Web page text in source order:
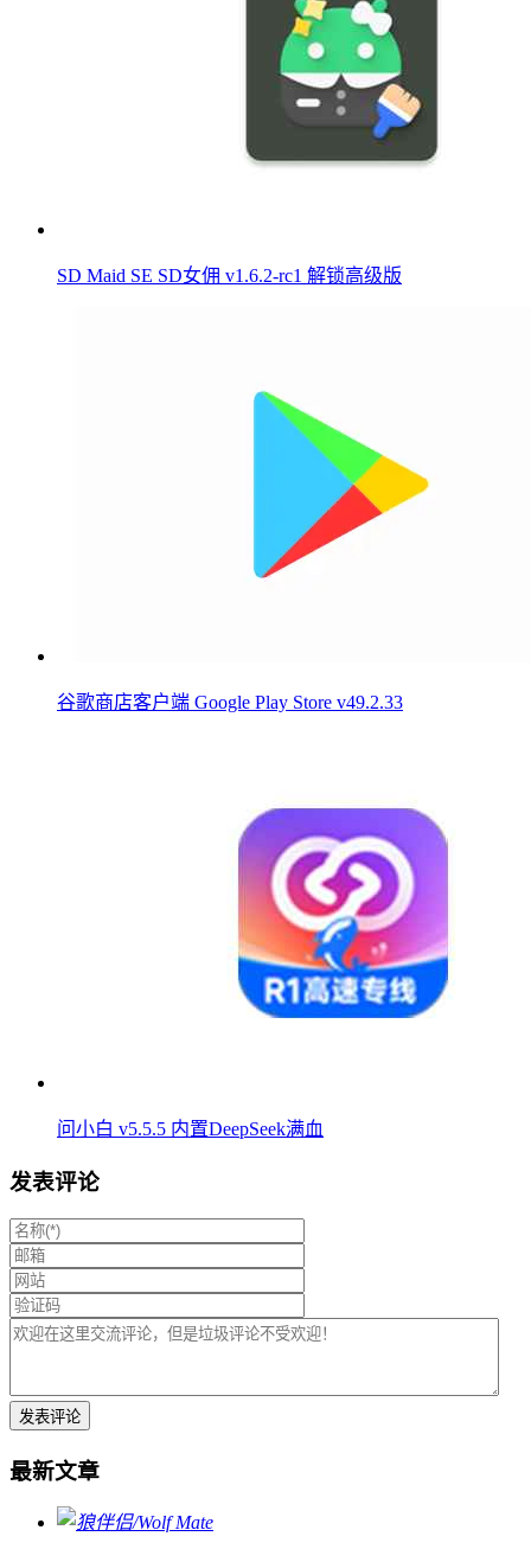
SD Maid SE SD女佣 v1.6.2-rc1 解锁高级版
谷歌商店客户端 Google Play Store v49.2.33
问小白 v5.5.5 内置DeepSeek满血
发表评论
最新文章